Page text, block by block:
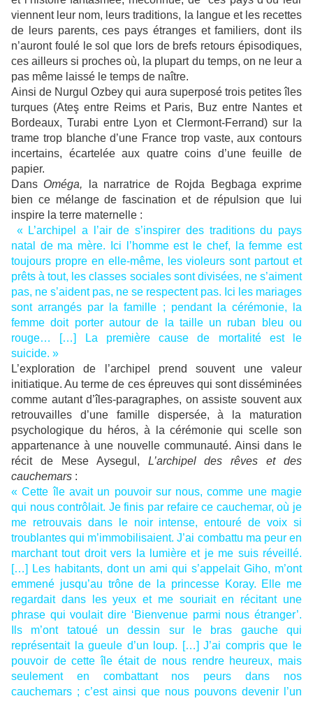
viennent leur nom, leurs traditions, la langue et les recettes
de leurs parents, ces pays étranges et familiers, dont ils
n’auront foulé le sol que lors de brefs retours épisodiques,
ces ailleurs si proches où, la plupart du temps, on ne leur a
pas même laissé le temps de naître.
Ainsi de Nurgul Ozbey qui aura superposé trois petites îles
turques (Ateş entre Reims et Paris, Buz entre Nantes et
Bordeaux, Turabi entre Lyon et Clermont-Ferrand) sur la
trame trop blanche d’une France trop vaste, aux contours
incertains, écartelée aux quatre coins d’une feuille de
papier.
Dans Oméga,
la narratrice de Rojda Begbaga exprime
bien ce mélange de fascination et de répulsion que lui
inspire la terre maternelle :
« L’archipel a l’air de s’inspirer des traditions du pays
natal de ma mère. Ici l’homme est le chef, la femme est
toujours propre en elle-même, les violeurs sont partout et
prêts à tout, les classes sociales sont divisées, ne s’aiment
pas, ne s’aident pas, ne se respectent pas. Ici les mariages
sont arrangés par la famille ; pendant la cérémonie, la
femme doit porter autour de la taille un ruban bleu ou
rouge… […] La première cause de mortalité est le
suicide. »
L’exploration de l’archipel prend souvent une valeur
initiatique. Au terme de ces épreuves qui sont disséminées
comme autant d’îles-paragraphes, on assiste souvent aux
retrouvailles d’une famille dispersée, à la maturation
psychologique du héros, à la cérémonie qui scelle son
appartenance à une nouvelle communauté. Ainsi dans le
récit de Mese Aysegul, L’archipel des rêves et des
cauchemars :
« Cette île avait un pouvoir sur nous, comme une magie
qui nous contrôlait. Je finis par refaire ce cauchemar, où je
me retrouvais dans le noir intense, entouré de voix si
troublantes qui m’immobilisaient. J’ai combattu ma peur en
marchant tout droit vers la lumière et je me suis réveillé.
[…] Les habitants, dont un ami qui s’appelait Giho, m’ont
emmené jusqu’au trône de la princesse Koray. Elle me
regardait dans les yeux et me souriait en récitant une
phrase qui voulait dire ‘Bienvenue parmi nous étranger’.
Ils m’ont tatoué un dessin sur le bras gauche qui
représentait la gueule d’un loup. […] J’ai compris que le
pouvoir de cette île était de nous rendre heureux, mais
seulement en combattant nos peurs dans nos
cauchemars ; c’est ainsi que nous pouvons devenir l’un